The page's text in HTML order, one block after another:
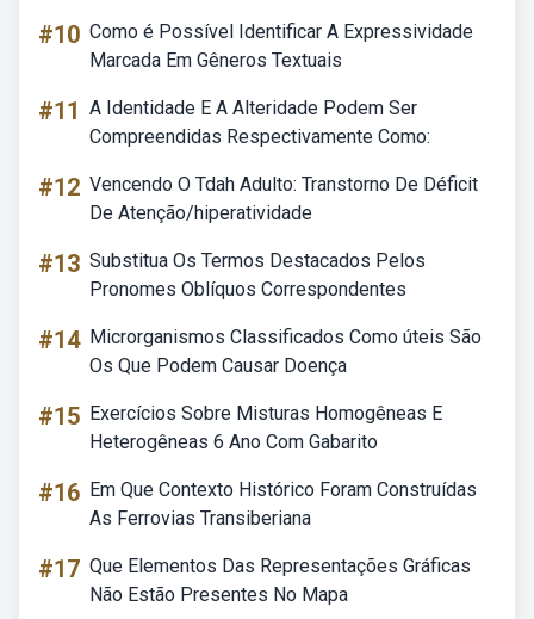
#10 Como é Possível Identificar A Expressividade
Marcada Em Gêneros Textuais
#11 A Identidade E A Alteridade Podem Ser
Compreendidas Respectivamente Como:
#12 Vencendo O Tdah Adulto: Transtorno De Déficit
De Atenção/hiperatividade
#13 Substitua Os Termos Destacados Pelos
Pronomes Oblíquos Correspondentes
#14 Microrganismos Classificados Como úteis São
Os Que Podem Causar Doença
#15 Exercícios Sobre Misturas Homogêneas E
Heterogêneas 6 Ano Com Gabarito
#16 Em Que Contexto Histórico Foram Construídas
As Ferrovias Transiberiana
#17 Que Elementos Das Representações Gráficas
Não Estão Presentes No Mapa